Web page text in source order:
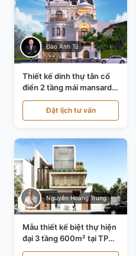
Đào Anh Tú
Thiết kế dinh thự tân cổ
điển 2 tầng mái mansard
tại Bắc Ninh KT20084
Đặt lịch tư vấn
Nguyễn Hoàng Trung
Mẫu thiết kế biệt thự hiện
đại 3 tầng 600m² tại TP
Hồ Chí Minh KT24602